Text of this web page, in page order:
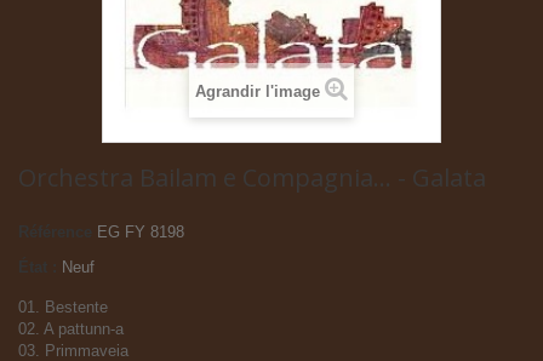
Agrandir l'image
Orchestra Bailam e Compagnia... - Galata
Référence
EG FY 8198
Neuf
01. Bestente
02. A pattunn-a
03. Primmaveia